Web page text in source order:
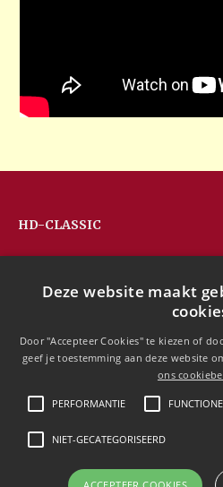
HD-CLASSIC
Hans Devos
3128 Baal
M:+32(0)477 88 81 84
info@hd-classic.be
Copyright © 2020 HD-Classic
Deze website maakt
Door "Accepteer Cookies" te kiezen of
geef je toestemming aan deze website
ons
PERFORMANTIE
NIET-GECATEGORISEERD